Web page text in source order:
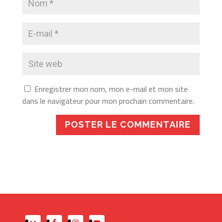
Enregistrer mon nom, mon e-mail et mon site
dans le navigateur pour mon prochain commentaire.